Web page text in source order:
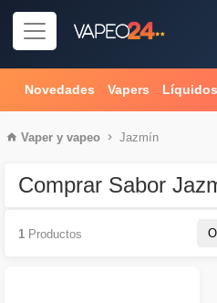
Novedades Vapers Líquidos
Vaper y vapeo Jazmín
Comprar Sabor
1 Productos